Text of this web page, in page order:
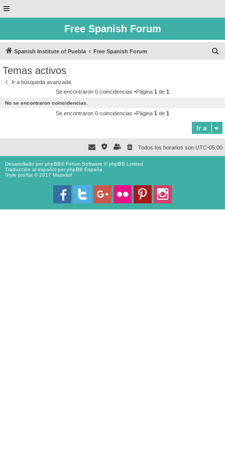
Free Spanish Forum
Spanish Institute of Puebla Free Spanish Forum
Temas activos
Ir a búsqueda avanzada
Se encontraron 0 coincidencias •Página 1 de 1
No se encontraron coincidencias.
Se encontraron 0 coincidencias •Página 1 de 1
Ir a
Todos los horarios son UTC-05:00
Desarrollado porphpBB® Forum Software © phpBB Limited
Traducción al español porphpBB España
Style proflat © 2017 Mazeltof